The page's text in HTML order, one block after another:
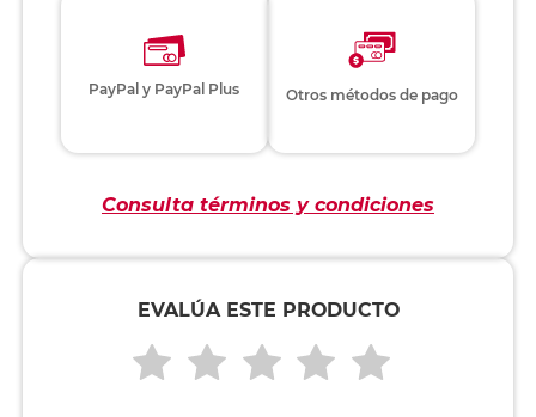
PayPal y PayPal Plus Otros métodos de pago
Consulta términos y condiciones
EVALÚA ESTE PRODUCTO